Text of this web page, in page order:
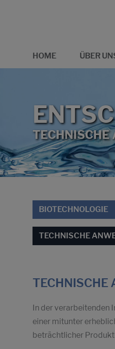
HOME ÜBER
TECHNISCHE
BIOTECHNOLOGIE
TECHNISCHE
TECHNISCHE
In der verarbeitenden
einer mitunter
beträchtlicher